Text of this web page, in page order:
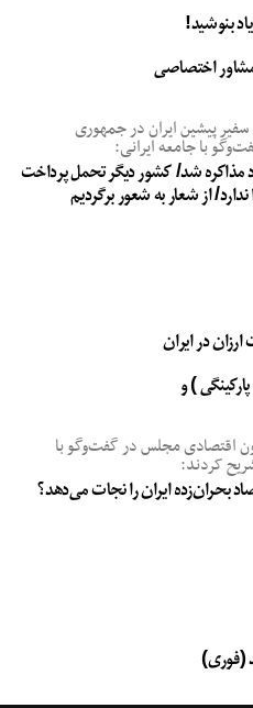
بنوشید!
اختصاصی
سفیر پیشین ایران در جمهوری
با جامعه ایرانی:
مذاکره شد/ کشور دیگر تحمل پرداخت
از شعار به شعور برگردیم
در ایران
) و
اقتصادی مجلس در گفت‌وگو با
کردند:
بحران‌زده ایران را نجات می‌دهد؟
(فوری)